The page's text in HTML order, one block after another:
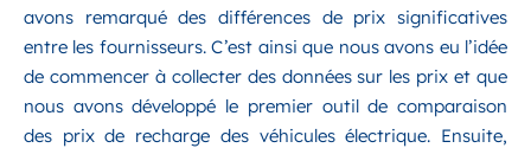
avons remarqué des différences de prix significatives
entre les fournisseurs. C’est ainsi que nous avons eu l’idée
de commencer à collecter des données sur les prix et que
nous avons développé le premier outil de comparaison
des prix de recharge des véhicules électrique. Ensuite,